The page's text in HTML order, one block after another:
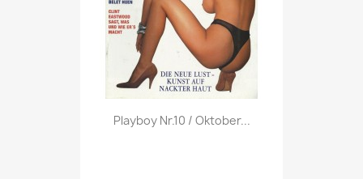
Vorschau
Playboy Nr.10 / Oktober...